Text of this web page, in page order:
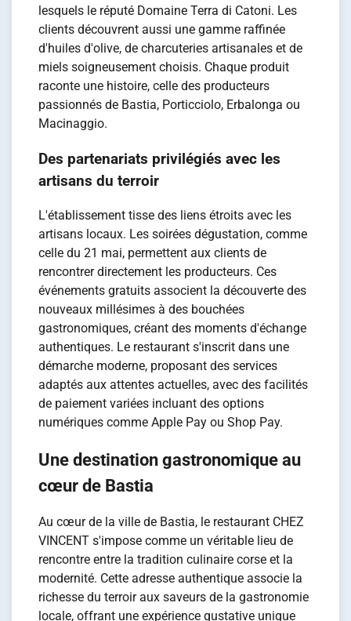
lesquels le réputé Domaine Terra di Catoni. Les
clients découvrent aussi une gamme raffinée
d'huiles d'olive, de charcuteries artisanales et de
miels soigneusement choisis. Chaque produit
raconte une histoire, celle des producteurs
passionnés de Bastia, Porticciolo, Erbalonga ou
Macinaggio.
Des partenariats privilégiés avec les
artisans du terroir
L'établissement tisse des liens étroits avec les
artisans locaux. Les soirées dégustation, comme
celle du 21 mai, permettent aux clients de
rencontrer directement les producteurs. Ces
événements gratuits associent la découverte des
nouveaux millésimes à des bouchées
gastronomiques, créant des moments d'échange
authentiques. Le restaurant s'inscrit dans une
démarche moderne, proposant des services
adaptés aux attentes actuelles, avec des facilités
de paiement variées incluant des options
numériques comme Apple Pay ou Shop Pay.
Une destination gastronomique au
cœur de Bastia
Au cœur de la ville de Bastia, le restaurant CHEZ
VINCENT s'impose comme un véritable lieu de
rencontre entre la tradition culinaire corse et la
modernité. Cette adresse authentique associe la
richesse du terroir aux saveurs de la gastronomie
locale, offrant une expérience gustative unique